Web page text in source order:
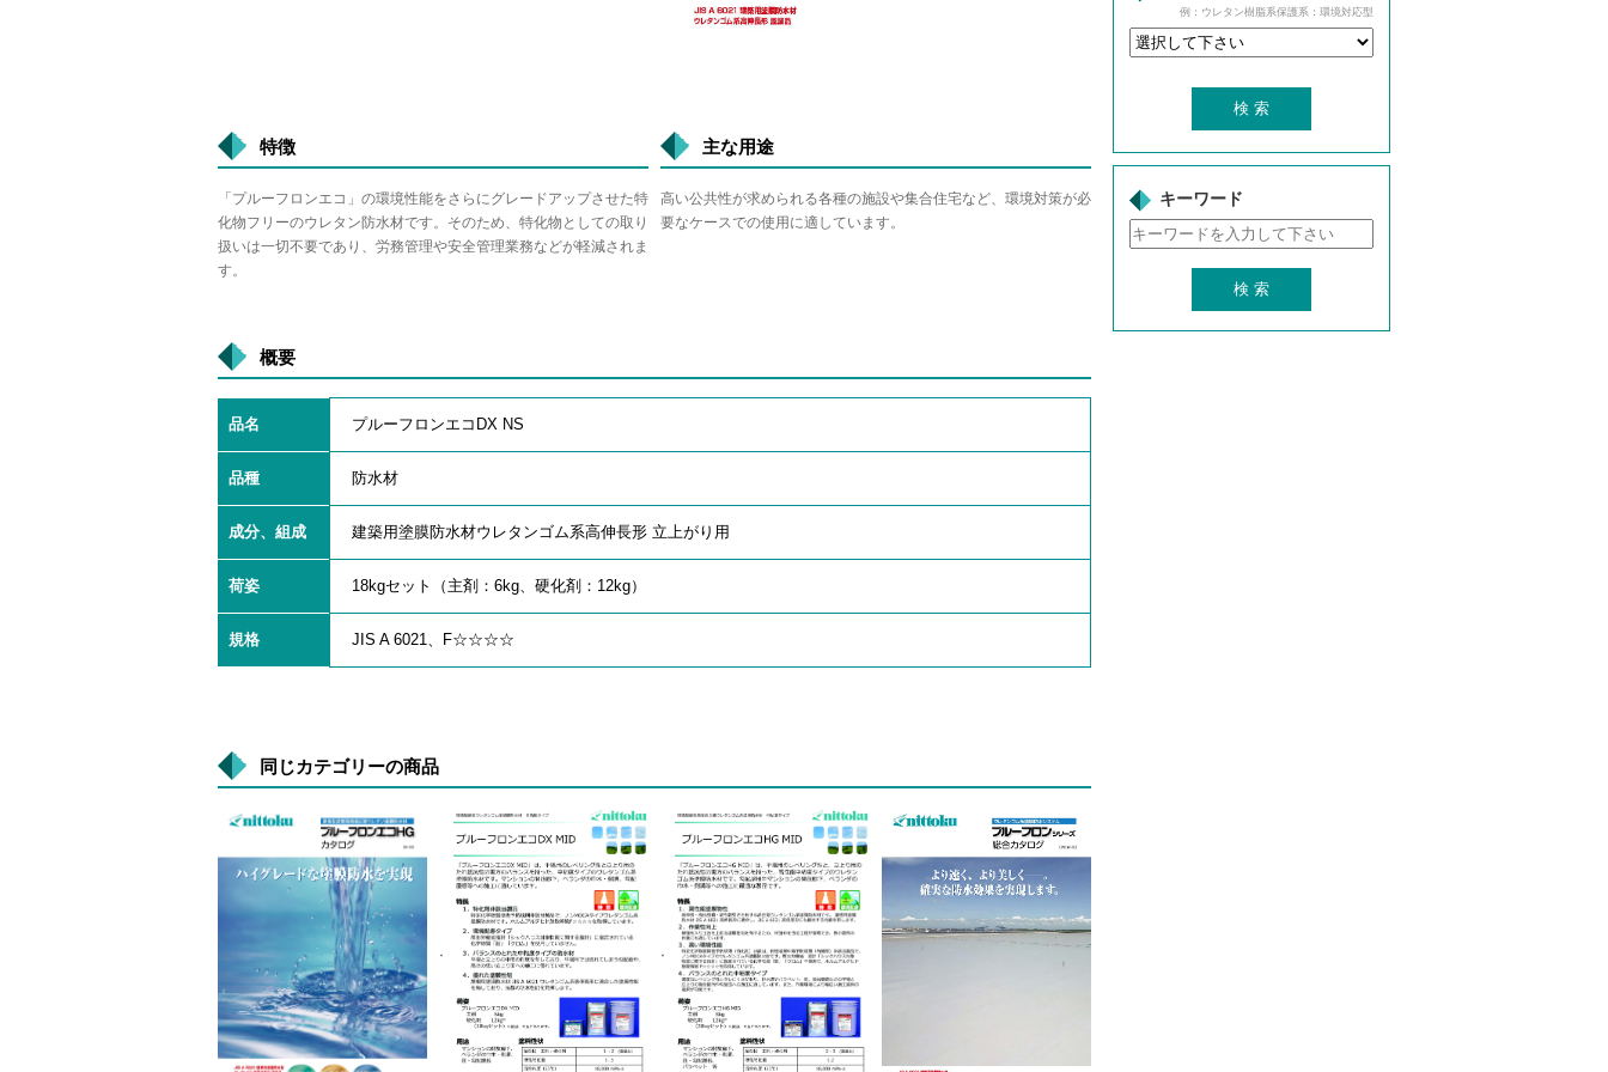
特徴
「プルーフロンエコ」の環境性能をさらにグレードアップさせた特
化物フリーのウレタン防水材です。そのため、特化物としての取り
扱いは一切不要であり、労務管理や安全管理業務などが軽減されま
す。
主な用途
高い公共性が求められる各種の施設や集合住宅など、環境対策が必
要なケースでの使用に適しています。
概要
品名 プルーフロンエコDX NS
品種 防水材
成分、組成 建築用塗膜防水材ウレタンゴム系高伸長形 立上がり用
荷姿 18kgセット（主剤：6kg、硬化剤：12kg）
規格 JIS A 6021、F☆☆☆☆
同じカテゴリーの商品
例：ウレタン樹脂系保護系：環境対応型
キーワード